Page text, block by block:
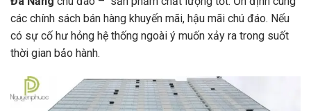
các chính sách bán hàng khuyến mãi, hậu mãi chú đáo. Nếu
có sự cố hư hỏng hệ thống ngoài ý muốn xảy ra trong suốt
thời gian bảo hành.